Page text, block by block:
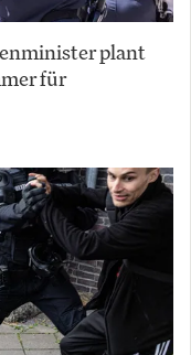
plant
für